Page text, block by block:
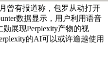
曾有报道称，包罗从动打开
数据显示，用户利用语音
展现Perplexity产物的视
的AI可以或许逾越使用